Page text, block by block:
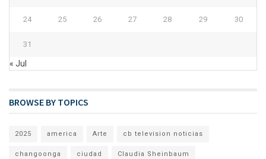
24 25 26 27 28 29 30
31
« Jul
BROWSE BY TOPICS
2025 america Arte cb television noticias
changoonga ciudad Claudia Sheinbaum